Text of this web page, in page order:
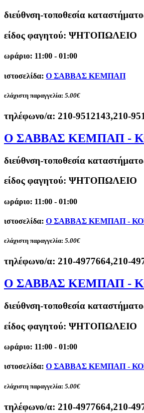
διεύθνση-τοποθεσία
είδος φαγητού: ΨΗΤΟΠΩΛΕΙΟ
ωράριο: 11:00 - 01:00
ιστοσελίδα: Ο ΣΑΒΒΑΣ ΚΕΜΠΑΠ
ελάχιστη παραγγελία: 5.00€
τηλέφωνο/α: 210-9512143,210-
O ΣΑΒΒΑΣ ΚΕΜΠΑΠ -
διεύθνση-τοποθεσία
είδος φαγητού: ΨΗΤΟΠΩΛΕΙΟ
ωράριο: 11:00 - 01:00
ιστοσελίδα: O ΣΑΒΒΑΣ ΚΕΜΠΑΠ -
ελάχιστη παραγγελία: 5.00€
τηλέφωνο/α: 210-4977664,210-
O ΣΑΒΒΑΣ ΚΕΜΠΑΠ -
διεύθνση-τοποθεσία
είδος φαγητού: ΨΗΤΟΠΩΛΕΙΟ
ωράριο: 11:00 - 01:00
ιστοσελίδα: O ΣΑΒΒΑΣ ΚΕΜΠΑΠ -
ελάχιστη παραγγελία: 5.00€
τηλέφωνο/α: 210-4977664,210-